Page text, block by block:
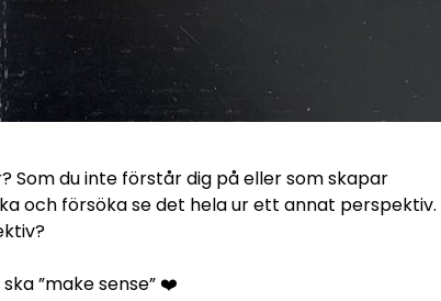
Som du inte förstår dig på eller som skapar
och försöka se det hela ur ett annat perspektiv.
”make sense” ❤️